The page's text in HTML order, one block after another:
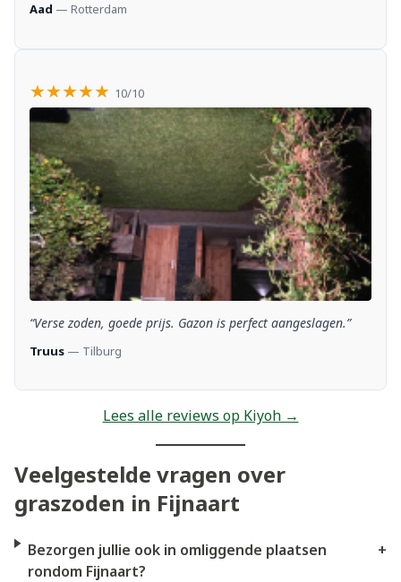
Aad — Rotterdam
★★★★★ 10/10
“Verse zoden, goede prijs. Gazon is perfect aangeslagen.”
Truus — Tilburg
Lees alle reviews op Kiyoh →
Veelgestelde vragen over
graszoden in Fijnaart
Bezorgen jullie ook in omliggende plaatsen
rondom Fijnaart?
+